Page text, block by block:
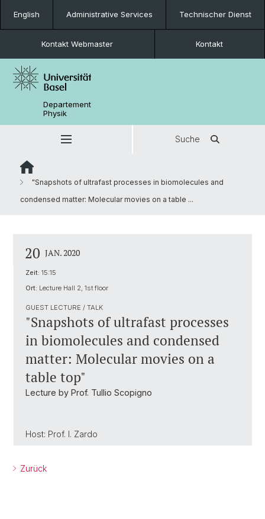
English Administrative Services Technischer Dienst
Kontakt Webmaster Kontakt
Departement
Physik
Suche
"Snapshots of ultrafast processes in biomolecules and
condensed matter: Molecular movies on a table ...
20 JAN. 2020
Zeit: 15:15
Ort: Lecture Hall 2, 1st floor
GUEST LECTURE / TALK
"Snapshots of ultrafast processes
in biomolecules and condensed
matter: Molecular movies on a
table top"
Lecture by Prof. Tullio Scopigno
Host: Prof. I. Zardo
Zurück